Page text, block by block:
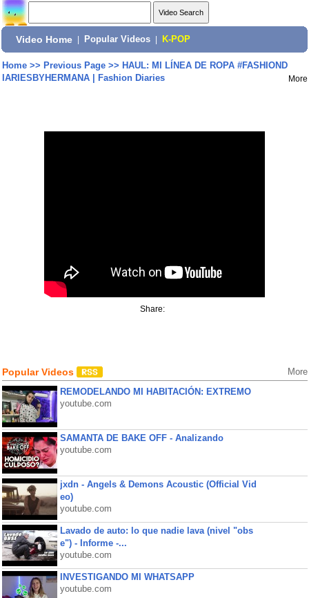
Video Home Popular Videos K-POP
Home>> Previous Page>> HAUL: MI LÍNEA DE ROPA #FASHIOND
IARIESBYHERMANA | Fashion Diaries
More
Share:
Popular Videos More
REMODELANDO MI HABITACIÓN: EXTREMO
youtube.com
SAMANTA DE BAKE OFF - Analizando
youtube.com
jxdn - Angels & Demons Acoustic (Official Vid
eo)
youtube.com
Lavado de auto: lo que nadie lava (nivel "obs
e") - Informe -...
youtube.com
INVESTIGANDO MI WHATSAPP
youtube.com